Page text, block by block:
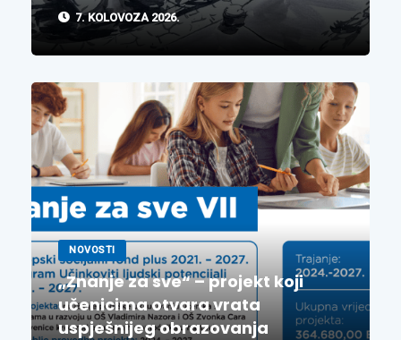
7. KOLOVOZA 2026.
NOVOSTI
„Znanje za sve“ – projekt koji
učenicima otvara vrata
uspješnijeg obrazovanja